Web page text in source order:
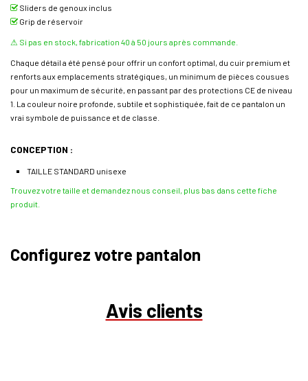
Sliders de genoux inclus
Grip de réservoir
⚠ Si pas en stock, fabrication 40 à 50 jours après commande.
Chaque détail a été pensé pour offrir un confort optimal, du cuir premium et
renforts aux emplacements stratégiques, un minimum de pièces cousues
pour un maximum de sécurité, en passant par des protections CE de niveau
1. La couleur noire profonde, subtile et sophistiquée, fait de ce pantalon un
vrai symbole de puissance et de classe.
CONCEPTION :
TAILLE STANDARD unisexe
Trouvez votre taille et demandez nous conseil, plus bas dans cette fiche
produit.
Configurez votre pantalon
Avis clients